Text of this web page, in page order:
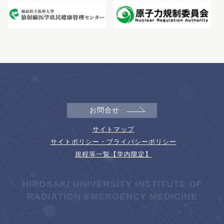
お問合せ
サイトマップ
サイトポリシー・プライバシーポリシー
規程等一覧【学内限定】
HIROSAKI UNIVERSITY INSTITUTE OF
RADIATION EMERGENCY MEDICINE